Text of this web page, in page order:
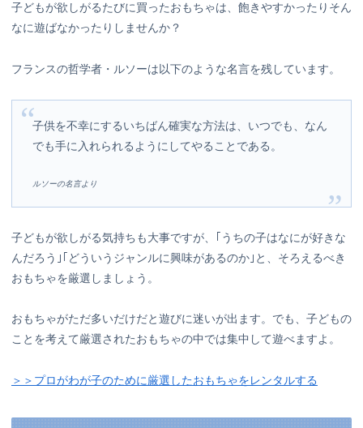
子どもが欲しがるたびに買ったおもちゃは、飽きやすかったりそん
なに遊ばなかったりしませんか？
フランスの哲学者・ルソーは以下のような名言を残しています。
子供を不幸にするいちばん確実な方法は、いつでも、なん
でも手に入れられるようにしてやることである。
ルソーの名言より
子どもが欲しがる気持ちも大事ですが、｢うちの子はなにが好きな
んだろう｣｢どういうジャンルに興味があるのか｣と、そろえるべき
おもちゃを厳選しましょう。
おもちゃがただ多いだけだと遊びに迷いが出ます。でも、子どもの
ことを考えて厳選されたおもちゃの中では集中して遊べますよ。
＞＞プロがわが子のために厳選したおもちゃをレンタルする